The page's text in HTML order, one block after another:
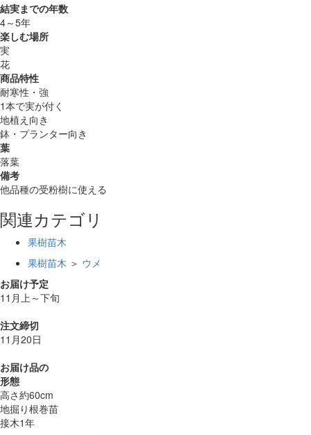
結実までの年数
4～5年
楽しむ場所
実
花
商品特性
耐寒性・強
1本で実が付く
地植え向き
鉢・プランター向き
葉
落葉
備考
他品種の受粉樹に使える
関連カテゴリ
果樹苗木
果樹苗木 ＞ ウメ
お届け予定
11月上～下旬
注文締切
11月20日
お届け品の
形態
高さ約60cm
地掘り根巻苗
接木1年